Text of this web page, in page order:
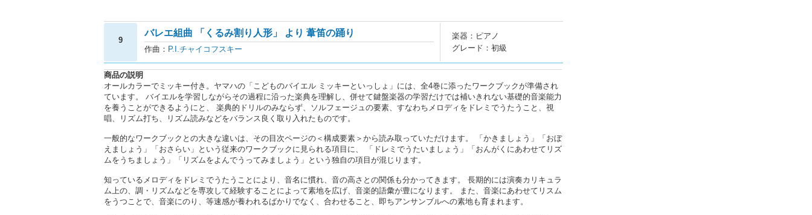
9
バレエ組曲 「くるみ割り人形」 より 葦笛の踊り
作曲： P.I.チャイコフスキー
楽器：ピアノ
グレード：初級
商品の説明
オールカラーでミッキー付き。ヤマハの「こどものバイエル ミッキーといっしょ」には、全4巻に添ったワークブックが準備され
ています。 バイエルを学習しながらその過程に沿った楽典を理解し、併せて鍵盤楽器の学習だけでは補いきれない基礎的音楽能力
を養うことができるようにと、 楽典的ドリルのみならず、ソルフェージュの要素、すなわちメロディをドレミでうたうこと、視
唱、リズム打ち、リズム読みなどをバランス良く取り入れたものです。
一般的なワークブックとの大きな違いは、その目次ページの＜構成要素＞から読み取っていただけます。 「かきましょう」「おぼ
えましょう」「おさらい」という従来のワークブックに見られる項目に、 「ドレミでうたいましょう」「おんがくにあわせてリズ
ムをうちましょう」「リズムをよんでうってみましょう」という独自の項目が混じります。
知っているメロディをドレミでうたうことにより、音名に慣れ、音の高さとの関係も分かってきます。 長期的には演奏カリキュラ
ム上の、調・リズムなどを専攻して経験することによって素地を広げ、音楽的語彙が豊になります。 また、音楽にあわせてリスム
をうつことで、音楽にのり、等速感が養われるばかりでなく、合わせること、即ちアンサンブルへの素地も育まれます。